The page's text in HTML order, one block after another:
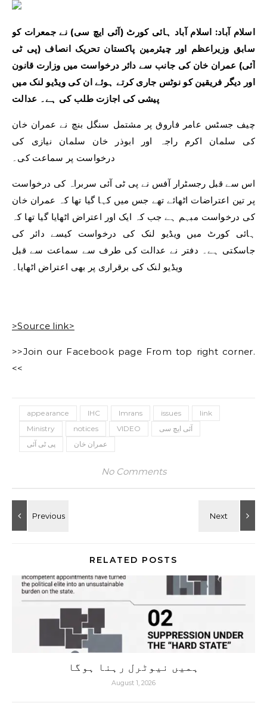
اسلام آباد: اسلام آباد ہائی کورٹ (آئی ایچ سی) نے جمعرات کو
سابق وزیراعظم اور چیئرمین پاکستان تحریک انصاف (پی ٹی
آئی) عمران خان کی جانب سے دائر درخواست میں وزارت قانون
اور دیگر فریقین کو نوٹس جاری کرتے ہوئے ان کی ویڈیو لنک میں
پیشی کی اجازت طلب کی ہے۔ عدالت
چیف جسٹس عامر فاروق پر مشتمل سنگل بنچ نے عمران خان
کی سلمان اکرم راجہ اور ابوذر خان سلمان نیازی کی
درخواست پر سماعت کی۔
اس سے قبل رجسٹرار آفس نے پی ٹی آئی سربراہ کی درخواست
پر تین اعتراضات اٹھائے تھے جس میں کہا گیا تھا کہ عمران خان
کی درخواست مبہم ہے جب کہ ایک اور اعتراض اٹھایا گیا تھا کہ
ہائی کورٹ میں ویڈیو لنک کی درخواست کیسے دائر کی
جاسکتی ہے۔ دفتر نے عدالت کی طرف سے سماعت سے قبل
ویڈیو لنک کی برقراری پر بھی اعتراض اٹھایا۔
>Source link>
>>Join our Facebook page From top right corner.
<<
appearance IHC Imrans issues
link
Ministry
notices VIDEO
آئی ایچ سی
پی ٹی آئی
عمران خان
No Comments
RELATED POSTS
ہمیں نیوٹرل رہنا ہوگا
August 1, 2026